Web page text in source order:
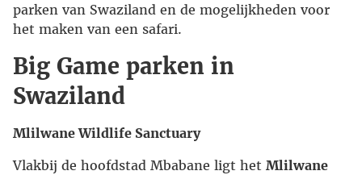
parken van Swaziland en de mogelijkheden voor
het maken van een safari.
Big Game parken in
Swaziland
Mlilwane Wildlife Sanctuary
Vlakbij de hoofdstad Mbabane ligt het Mlilwane